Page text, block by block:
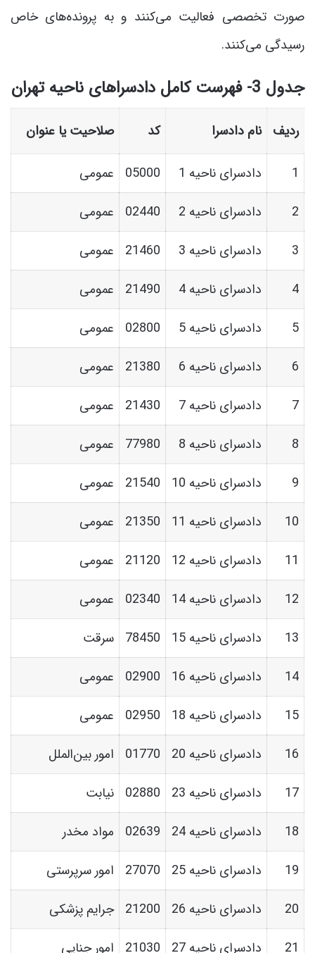
صورت تخصصی فعالیت می‌کنند و به پرونده‌های خاص
رسیدگی می‌کنند.
جدول 3- فهرست کامل دادسراهای ناحیه تهران
ردیف نام دادسرا کد صلاحیت یا عنوان
1 دادسرای ناحیه 1 05000
عمومی
2
دادسرای ناحیه 2 02440
عمومی
3
دادسرای ناحیه 3 21460
عمومی
4
دادسرای ناحیه 4 21490
عمومی
5
دادسرای ناحیه 5 02800
عمومی
6
دادسرای ناحیه 6 21380
عمومی
7
دادسرای ناحیه 7 21430
عمومی
8
دادسرای ناحیه 8 77980
عمومی
9
دادسرای ناحیه 10 21540
عمومی
10
دادسرای ناحیه 11 21350
عمومی
11
دادسرای ناحیه 12 21120
عمومی
12
دادسرای ناحیه 14 02340
عمومی
13
دادسرای ناحیه 15 78450
سرقت
14
دادسرای ناحیه 16 02900
عمومی
15
دادسرای ناحیه 18 02950
عمومی
16
دادسرای ناحیه 20 01770
امور بین‌الملل
17
دادسرای ناحیه 23 02880
نیابت
18
دادسرای ناحیه 24 02639
مواد مخدر
19
دادسرای ناحیه 25 27070
امور سرپرستی
20
دادسرای ناحیه 26 21200
جرایم پزشکی
21
دادسرای ناحیه 27 21030
امور جنایی